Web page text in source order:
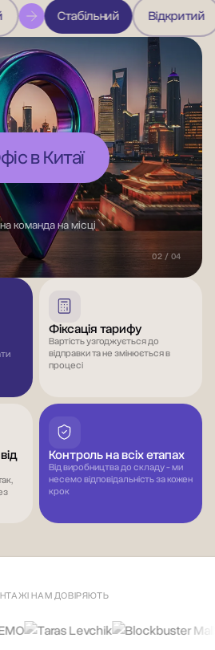
Стабільний Відкритий
03 / 04
Фіксація тарифу
Вартість узгоджується до
відправки та не змінюється в
процесі
Контроль на всіх етапах
Від виробництва до складу - ми
несемо відповідальність за кожен
крок
НАМ ДОВІРЯЮТЬ